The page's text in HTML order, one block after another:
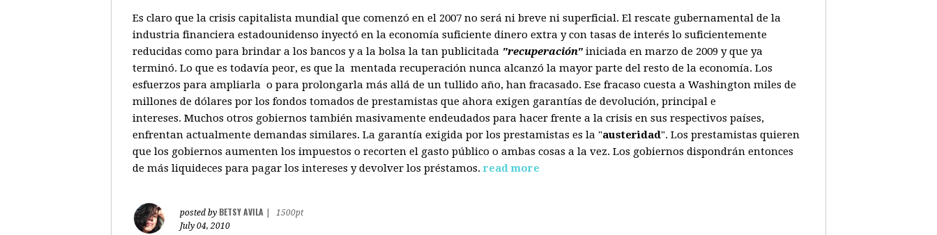
Es claro que la crisis capitalista mundial que comenzó en el 2007 no será ni breve ni superficial. El rescate gubernamental de la
industria financiera estadounidenso inyectó en la economía suficiente dinero extra y con tasas de interés lo suficientemente
reducidas como para brindar a los bancos y a la bolsa la tan publicitada "recuperación" iniciada en marzo de 2009 y que ya
terminó. Lo que es todavía peor, es que la mentada recuperación nunca alcanzó la mayor parte del resto de la economía. Los
esfuerzos para ampliarla o para prolongarla más allá de un tullido año, han fracasado. Ese fracaso cuesta a Washington miles de
millones de dólares por los fondos tomados de prestamistas que ahora exigen garantías de devolución, principal e
intereses. Muchos otros gobiernos también masivamente endeudados para hacer frente a la crisis en sus respectivos países,
enfrentan actualmente demandas similares. La garantía exigida por los prestamistas es la "austeridad". Los prestamistas quieren
que los gobiernos aumenten los impuestos o recorten el gasto público o ambas cosas a la vez. Los gobiernos dispondrán entonces
de más liquideces para pagar los intereses y devolver los préstamos. read more
posted by BETSY AVILA
1500pt
July 04, 2010